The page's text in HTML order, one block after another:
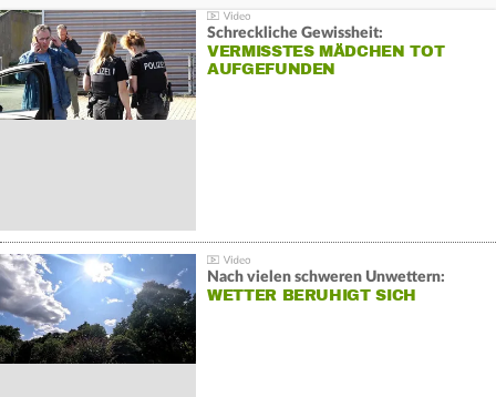
Schreckliche Gewissheit:
VERMISSTES MÄDCHEN TOT
AUFGEFUNDEN
Nach vielen schweren Unwettern:
WETTER BERUHIGT SICH